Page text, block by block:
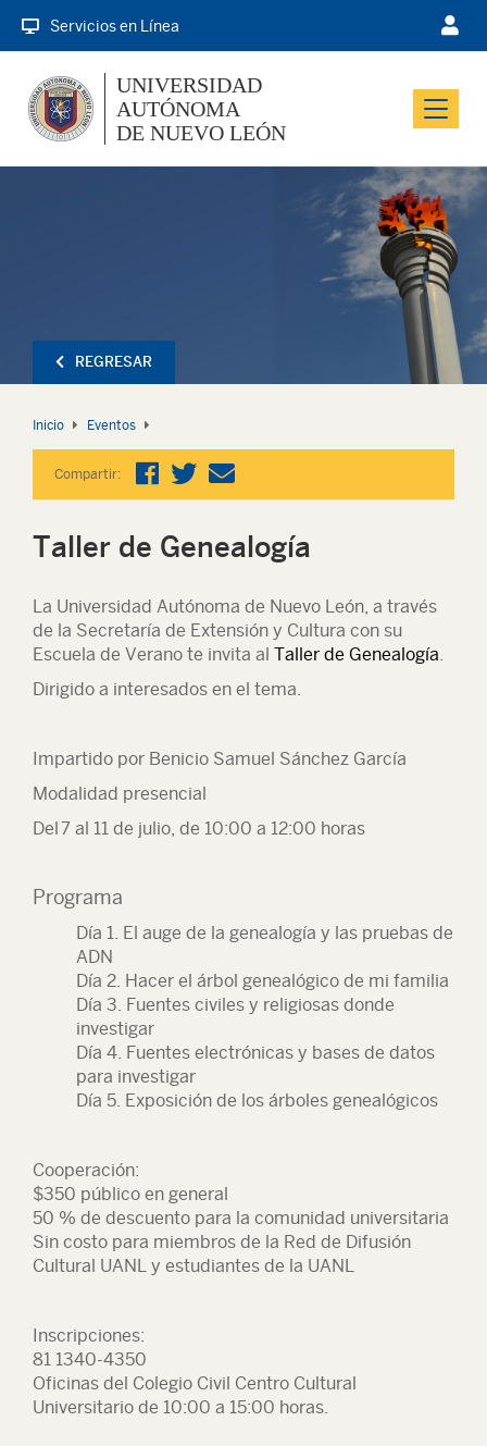
Servicios en Línea
Menu
UNIVERSIDAD
AUTÓNOMA
DE NUEVO LEÓN
REGRESAR
Inicio Eventos
Compartir:
Taller de Genealogía
La Universidad Autónoma de Nuevo León, a través
de la Secretaría de Extensión y Cultura con su
Escuela de Verano te invita al Taller de Genealogía.
Dirigido a interesados en el tema.
Impartido por Benicio Samuel Sánchez García
Modalidad presencial
Del 7 al 11 de julio, de 10:00 a 12:00 horas
Programa
Día 1. El auge de la genealogía y las pruebas de
ADN
Día 2. Hacer el árbol genealógico de mi familia
Día 3. Fuentes civiles y religiosas donde
investigar
Día 4. Fuentes electrónicas y bases de datos
para investigar
Día 5. Exposición de los árboles genealógicos
Cooperación:
$350 público en general
50 % de descuento para la comunidad universitaria
Sin costo para miembros de la Red de Difusión
Cultural UANL y estudiantes de la UANL
Inscripciones:
81 1340-4350
Oficinas del Colegio Civil Centro Cultural
Universitario de 10:00 a 15:00 horas.